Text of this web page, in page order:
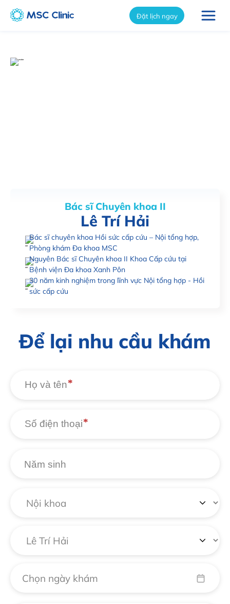
Đặt lịch ngay
Bác sĩ Chuyên khoa II
Lê Trí Hải
Bác sĩ chuyên khoa Hồi sức cấp cứu – Nội tổng hợp,
Phòng khám Đa khoa MSC
Nguyên Bác sĩ Chuyên khoa II Khoa Cấp cứu tại
Bệnh viện Đa khoa Xanh Pôn
30 năm kinh nghiệm trong lĩnh vực Nội tổng hợp - Hồi
sức cấp cứu
Để lại nhu cầu khám
Họ và tên
Số điện thoại
Chọn ngày khám